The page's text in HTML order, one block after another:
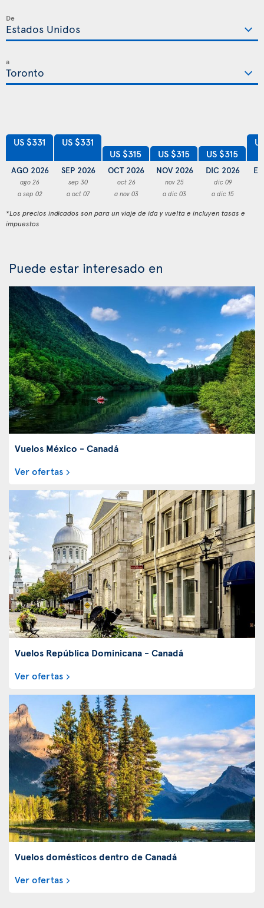
De
a
US $331
AGO 2026
ago 26
a sep 02
US $331
SEP 2026
sep 30
a oct 07
US $315
OCT 2026
oct 26
a nov 03
US $315
NOV 2026
nov 25
a dic 03
US $315
DIC 2026
dic 09
a dic 15
*Los precios indicados son para un viaje de ida y vuelta e incluyen tasas e
impuestos
Puede estar interesado en
Vuelos México - Canadá
Ver ofertas
Vuelos República Dominicana - Canadá
Ver ofertas
Vuelos domésticos dentro de Canadá
Ver ofertas